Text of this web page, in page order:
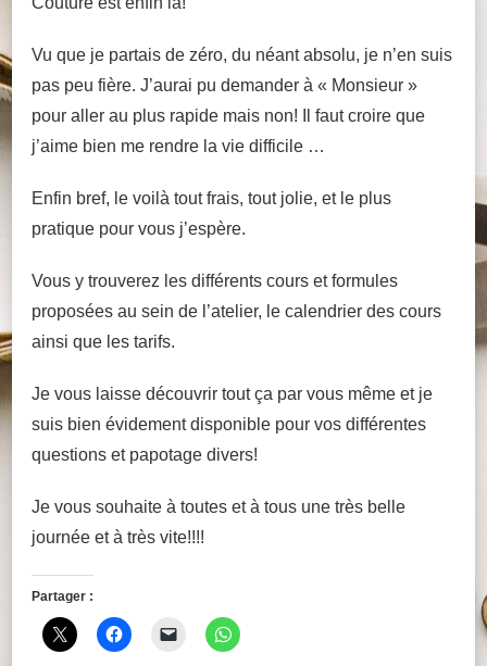
Vu que je partais de zéro, du néant absolu, je n’en suis
pas peu fière. J’aurai pu demander à « Monsieur »
pour aller au plus rapide mais non! Il faut croire que
j’aime bien me rendre la vie difficile …
Enfin bref, le voilà tout frais, tout jolie, et le plus
pratique pour vous j’espère.
Vous y trouverez les différents cours et formules
proposées au sein de l’atelier, le calendrier des cours
ainsi que les tarifs.
Je vous laisse découvrir tout ça par vous même et je
suis bien évidement disponible pour vos différentes
questions et papotage divers!
Je vous souhaite à toutes et à tous une très belle
journée et à très vite!!!!
Partager :